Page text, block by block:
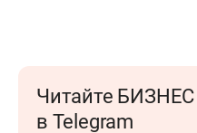
Читайте БИЗНЕС
в Telegram